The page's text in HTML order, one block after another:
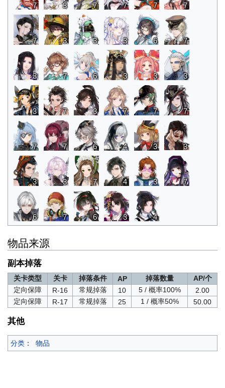
7 3 7 7 7 7
7 3 3 3 6 7
3 7 6 3 3 3
3 7 3 7 7 7
7 7 6 4 3 3
3 3 7 4 3 7
6 7 6 3 4
物品来源
副本掉落
关卡类型 关卡 掉落条件 AP 掉落数量
AP/个
定向保障
R-16 常规掉落 10 5 / 概率100%
2.00
定向保障
R-17 常规掉落 25 1 / 概率50% 50.00
其他
分类 ： 物品